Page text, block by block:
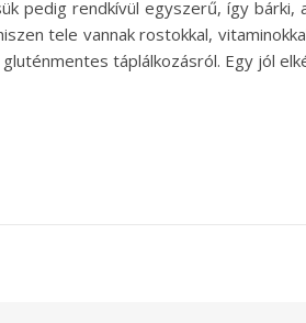
pedig rendkívül egyszerű, így bárki,
tele vannak rostokkal,
táplálkozásról. Egy jól